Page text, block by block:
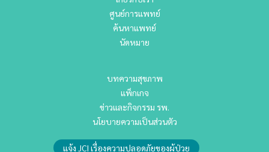
ศูนย์การแพทย์
ค้นหาแพทย์
นัดหมาย
บทความสุขภาพ
แพ็กเกจ
ข่าวและกิจกรรม รพ.
นโยบายความเป็นส่วนตัว
แจ้ง JCI เรื่องความปลอดภัยของผู้ป่วย